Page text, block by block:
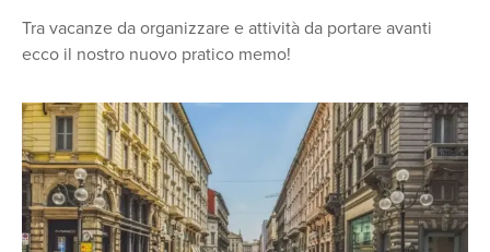
Tra vacanze da organizzare e attività da portare avanti
ecco il nostro nuovo pratico memo!